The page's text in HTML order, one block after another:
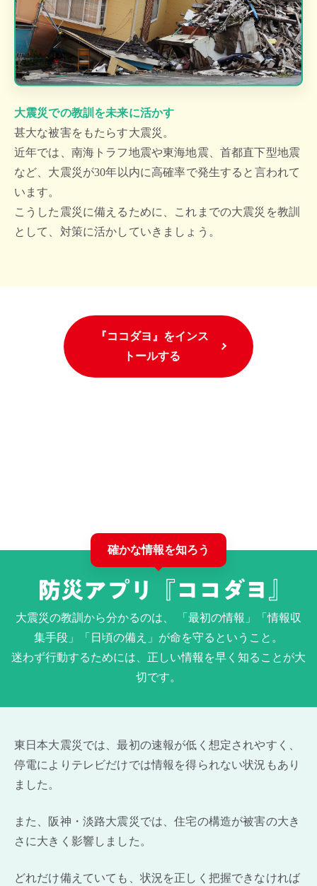
大震災での教訓を未来に活かす
甚大な被害をもたらす大震災。
近年では、南海トラフ地震や東海地震、首都直下型地震
など、 大震災が30年以内に高確率で発生すると言われて
います。
こうした震災に備えるために、これまでの大震災を教訓
として、対策に活かしていきましょう。
『ココダヨ』をインス
トールする
確かな情報を知ろう
大震災の教訓から分かるのは、 「最初の情報」「情報収
集手段」「日頃の備え」が命を守るということ。
迷わず行動するためには、正しい情報を早く知ることが大
切です。
東日本大震災では、最初の速報が低く想定されやすく、
停電によりテレビだけでは情報を得られない状況もあり
ました。
また、阪神・淡路大震災では、住宅の構造が被害の大き
さに大きく影響しました。
どれだけ備えていても、状況を正しく把握できなければ